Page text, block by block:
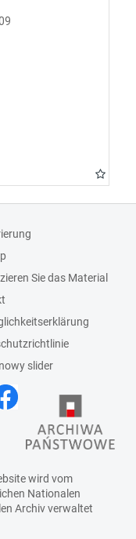
Sie das Material
slider
wird vom
Nationalen
Archivverwaltet